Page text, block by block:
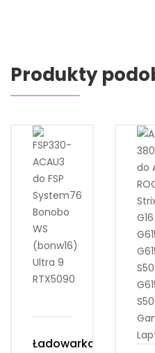
Produkty
Ładowarka